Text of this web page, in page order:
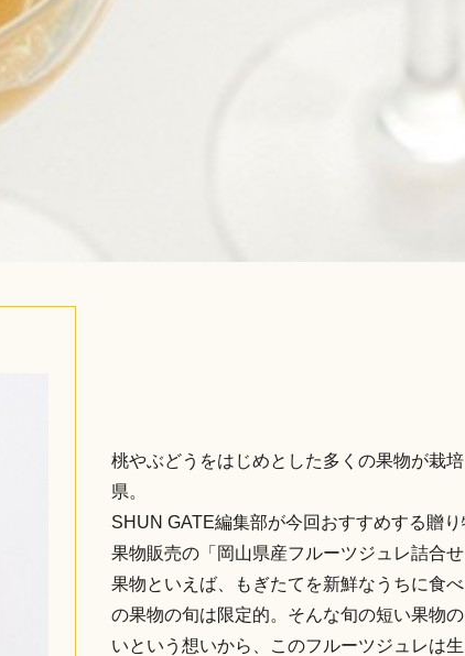
桃やぶどうをはじめとした多くの果物が栽
県。
SHUN GATE編集部が今回おすすめする贈
果物販売の「岡山県産フルーツジュレ詰合せ
果物といえば、もぎたてを新鮮なうちに食
の果物の旬は限定的。そんな旬の短い果物
いという想いから、このフルーツジュレは